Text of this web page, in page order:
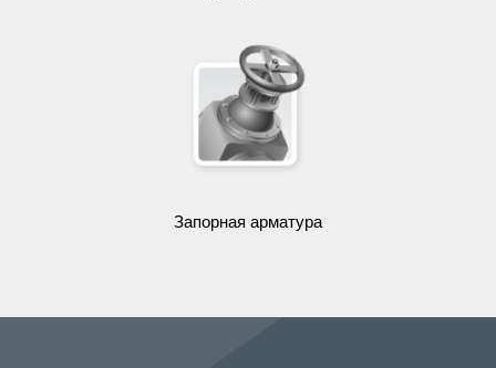
Запорная арматура